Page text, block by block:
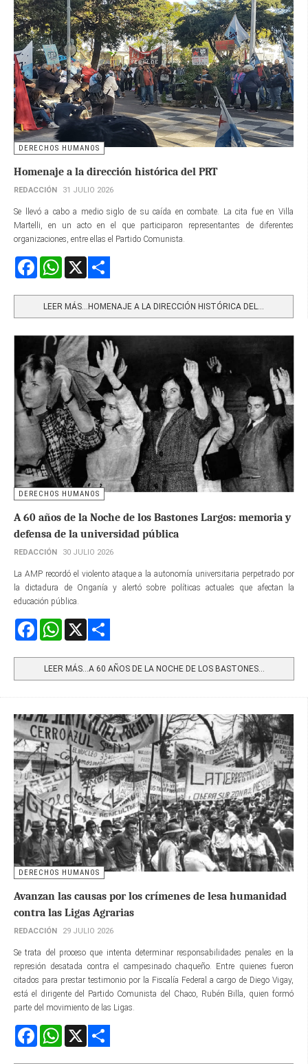
DERECHOS HUMANOS
Homenaje a la dirección histórica del PRT
REDACCIÓN 31 JULIO 2026
Se llevó a cabo a medio siglo de su caída en combate. La cita fue en Villa
Martelli, en un acto en el que participaron representantes de diferentes
organizaciones, entre ellas el Partido Comunista.
FacebookWhatsApp
LEER MÁS…HOMENAJE A LA DIRECCIÓN HISTÓRICA DEL...
DERECHOS HUMANOS
A 60 años de la Noche de los Bastones Largos: memoria y
defensa de la universidad pública
REDACCIÓN 30 JULIO 2026
La AMP recordó el violento ataque a la autonomía universitaria perpetrado por
la dictadura de Onganía y alertó sobre políticas actuales que afectan la
educación pública.
FacebookWhatsApp
LEER MÁS…A 60 AÑOS DE LA NOCHE DE LOS BASTONES...
DERECHOS HUMANOS
Avanzan las causas por los crímenes de lesa humanidad
contra las Ligas Agrarias
REDACCIÓN 29 JULIO 2026
Se trata del proceso que intenta determinar responsabilidades penales en la
represión desatada contra el campesinado chaqueño. Entre quienes fueron
citados para prestar testimonio por la Fiscalía Federal a cargo de Diego Vigay,
está el dirigente del Partido Comunista del Chaco, Rubén Billa, quien formó
parte del movimiento de las Ligas.
FacebookWhatsApp